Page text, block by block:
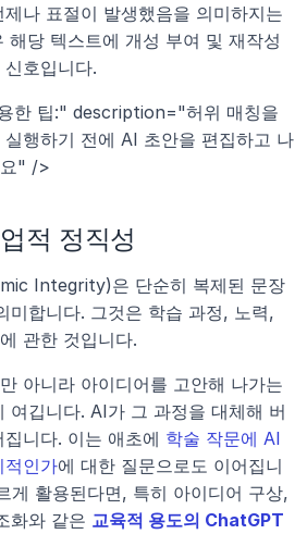
나 표절이 발생했음을 의미하지는
해당 텍스트에 개성 부여 및 재작성
호입니다.
한 팁:" description="허위 매칭을
행하기 전에 AI 초안을 편집하고 나
" />
적 정직성
Integrity)은 단순히 복제된 문장
미합니다. 그것은 학습 과정, 노력,
관한 것입니다.
아니라 아이디어를 고안해 나가는
여깁니다. AI가 그 과정을 대체해 버
니다. 이는 애초에 학술 작문에 AI
적인가에 대한 질문으로도 이어집니
게 활용된다면, 특히 아이디어 구상,
화와 같은 교육적 용도의 ChatGPT